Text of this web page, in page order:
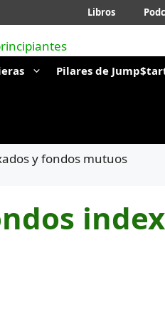
Libros
Pilares de
y fondos mutuos